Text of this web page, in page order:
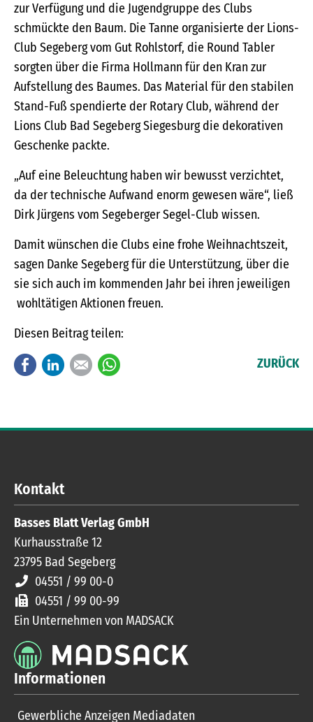
zur Verfügung und die Jugendgruppe des Clubs
schmückte den Baum. Die Tanne organisierte der Lions-
Club Segeberg vom Gut Rohlstorf, die Round Tabler
sorgten über die Firma Hollmann für den Kran zur
Aufstellung des Baumes. Das Material für den stabilen
Stand-Fuß spendierte der Rotary Club, während der
Lions Club Bad Segeberg Siegesburg die dekorativen
Geschenke packte.
„Auf eine Beleuchtung haben wir bewusst verzichtet,
da der technische Aufwand enorm gewesen wäre“, ließ
Dirk Jürgens vom Segeberger Segel-Club wissen.
Damit wünschen die Clubs eine frohe Weihnachtszeit,
sagen Danke Segeberg für die Unterstützung, über die
sie sich auch im kommenden Jahr bei ihren jeweiligen
wohltätigen Aktionen freuen.
Diesen Beitrag teilen:
FacebookLinkedInE-mail ZURÜCK
Kontakt
Basses Blatt Verlag GmbH
Kurhausstraße 12
23795 Bad Segeberg
04551 / 99 00-0
04551 / 99 00-99
Ein Unternehmen von MADSACK
Informationen
Gewerbliche Anzeigen Mediadaten